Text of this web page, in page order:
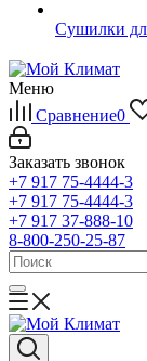
Сушилки
Меню
Сравнение0
Заказать звонок
+7 917 75-4444-3
+7 917 75-4444-3
+7 917 37-888-10
8-800-250-25-87